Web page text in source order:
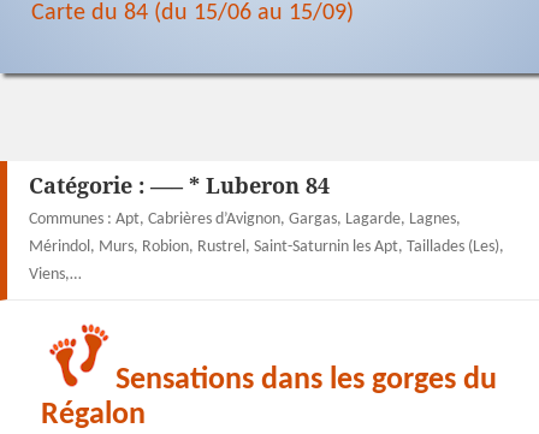
Carte du 84 (du 15/06 au 15/09)
Catégorie : —– * Luberon 84
Communes : Apt, Cabrières d’Avignon, Gargas, Lagarde, Lagnes,
Mérindol, Murs, Robion, Rustrel, Saint-Saturnin les Apt, Taillades (Les),
Viens,…
Sensations dans les gorges du
Régalon